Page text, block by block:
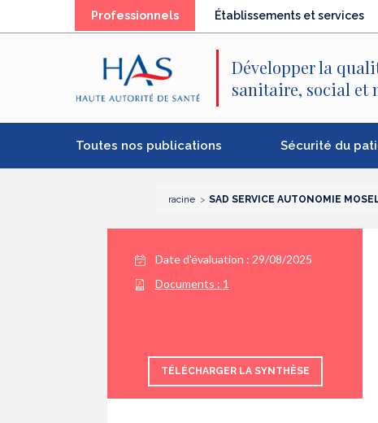
Professionnels Établissements et services
Développer la
sanitaire, social et
Toutes nos publications Sécurité du
racine SAD SERVICE AUTONOMIE
Date d'évaluation : 29/08/2025
Documents : 1
TÉLÉCHARGER LA SYNTHÈSE